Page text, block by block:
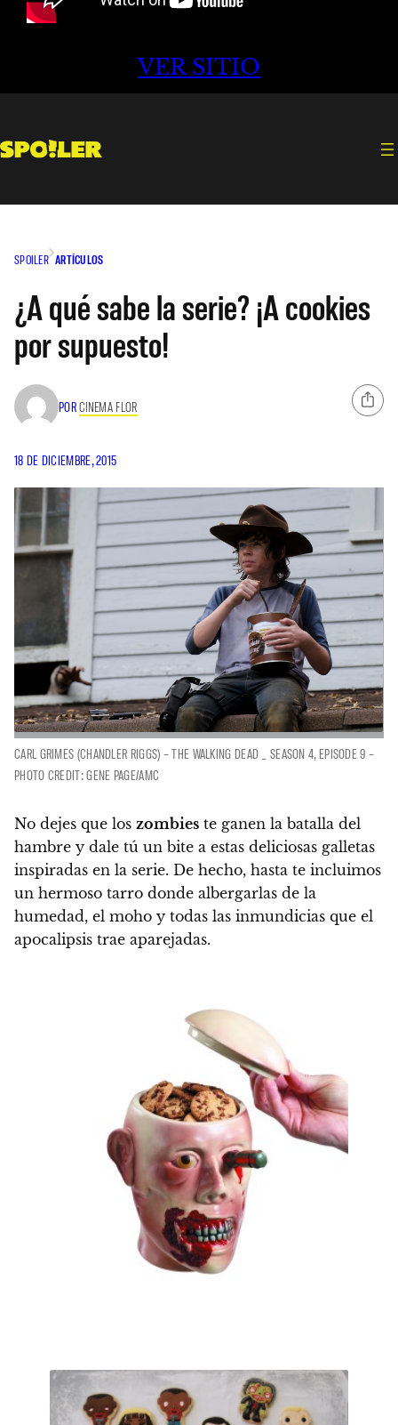
VER SITIO
SPOILER ARTÍCULOS
¿A qué sabe la serie? ¡A cookies
por supuesto!
PORCINEMA FLOR
18 DE DICIEMBRE, 2015
CARL GRIMES (CHANDLER RIGGS) – THE WALKING DEAD _ SEASON 4, EPISODE 9 –
PHOTO CREDIT: GENE PAGE/AMC
No dejes que los zombies te ganen la batalla del
hambre y dale tú un bite a estas deliciosas galletas
inspiradas en la serie. De hecho, hasta te incluimos
un hermoso tarro donde albergarlas de la
humedad, el moho y todas las inmundicias que el
apocalipsis trae aparejadas.